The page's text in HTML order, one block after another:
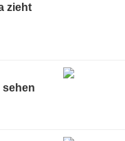
zieht